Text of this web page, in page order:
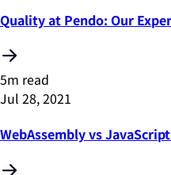
Quality at Pendo: Our
5m read
Jul 28, 2021
WebAssembly vs